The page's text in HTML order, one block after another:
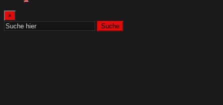
×
Suche